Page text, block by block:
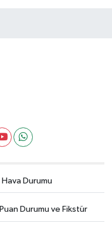
Hava Durumu
Puan Durumu ve Fikstür